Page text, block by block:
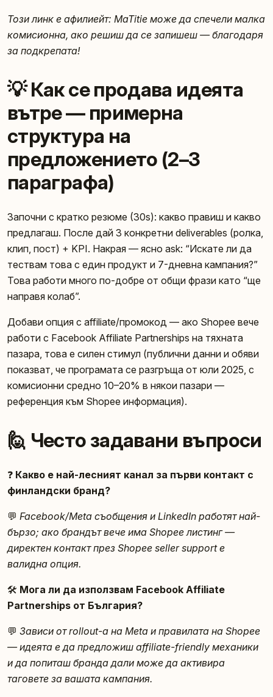
Този линк е афилиейт: MaTitie може да спечели малка
комисионна, ако решиш да се запишеш — благодаря
за подкрепата!
💡 Как се продава идеята
вътре — примерна
структура на
предложението (2–3
параграфа)
Започни с кратко резюме (30s): какво правиш и какво
предлагаш. После дай 3 конкретни deliverables (ролка,
клип, пост) + KPI. Накрая — ясно ask: “Искате ли да
тествам това с един продукт и 7-дневна кампания?”
Това работи много по-добре от общи фрази като “ще
направя колаб”.
Добави опция с affiliate/промокод — ако Shopee вече
работи с Facebook Affiliate Partnerships на тяхната
пазара, това е силен стимул (публични данни и обяви
показват, че програмата се разгръща от юли 2025, с
комисионни средно 10–20% в някои пазари —
референция към Shopee информация).
🙋 Често задавани въпроси
❓ Какво е най-лесният канал за първи контакт с
финландски бранд?
💬 Facebook/Meta съобщения и LinkedIn работят най-
бързо; ако брандът вече има Shopee листинг —
директен контакт през Shopee seller support е
валидна опция.
🛠️ Мога ли да използвам Facebook Affiliate
Partnerships от България?
💬 Зависи от rollout-а на Meta и правилата на Shopee
— идеята е да предложиш affiliate-friendly механики
и да попиташ бранда дали може да активира
таговете за вашата кампания.